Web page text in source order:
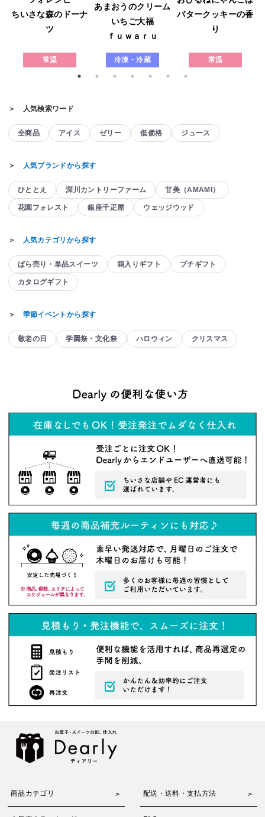
ちいさな森のドーナ
ツ
常温
あまおうのクリーム
いちご大福
ｆｕｗａｒｕ
冷凍・冷蔵
バタークッキーの香
り
常温
＞ 人気検索ワード
全商品 アイス ゼリー 低価格 ジュース
＞ 人気ブランドから探す
ひととえ 深川カントリーファーム 甘美（AMAMI）
花園フォレスト 銀座千疋屋 ウェッジウッド
＞ 人気カテゴリから探す
ばら売り・単品スイーツ 箱入りギフト プチギフト
カタログギフト
＞ 季節イベントから探す
敬老の日 学園祭・文化祭 ハロウィン クリスマス
商品カテゴリ 配送・送料・支払方法